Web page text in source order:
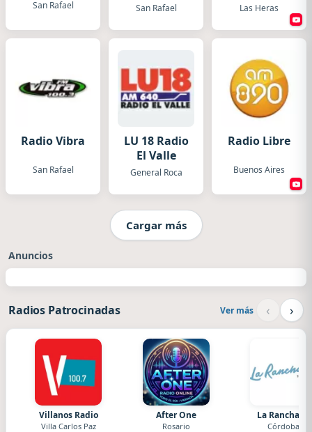
San Rafael San Rafael Las Heras
Radio Vibra
San Rafael
LU 18 Radio
El Valle
General Roca
Radio Libre
Buenos Aires
Cargar más
Anuncios
Radios Patrocinadas Ver más ‹ ›
Villanos Radio
Villa Carlos Paz
After One
Rosario
La Ranchada
Córdoba